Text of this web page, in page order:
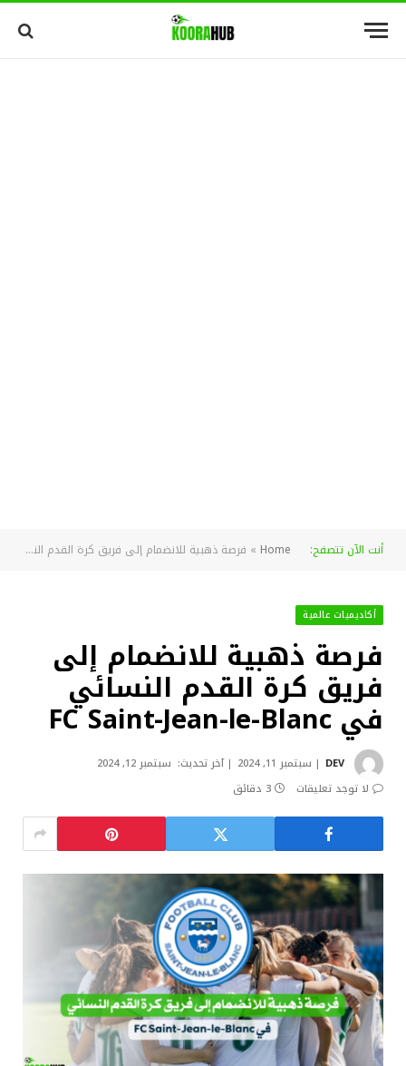
أنت الآن تتصفح: Home
» فرصة ذهبية للانضمام إلى فريق كرة القدم النسائي في FC Saint-Jean-le-Blanc
أكاديميات عالمية
فرصة ذهبية للانضمام إلى
فريق كرة القدم النسائي
في FC Saint-Jean-le-Blanc
DEV سبتمبر 11, 2024 آخر تحديث: سبتمبر 12, 2024
لا توجد تعليقات
3 دقائق